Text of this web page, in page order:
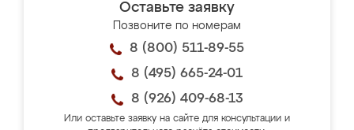
Оставьте заявку
Позвоните по номерам
8 (800) 511-89-55
8 (495) 665-24-01
8 (926) 409-68-13
Или оставьте заявку на сайте для консультации и